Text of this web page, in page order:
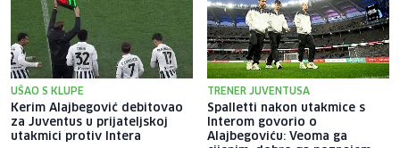
UŠAO S KLUPE
Kerim Alajbegović debitovao
za Juventus u prijateljskoj
utakmici protiv Intera
TRENER JUVENTUSA
Spalletti nakon utakmice s
Interom govorio o
Alajbegoviću: Veoma ga